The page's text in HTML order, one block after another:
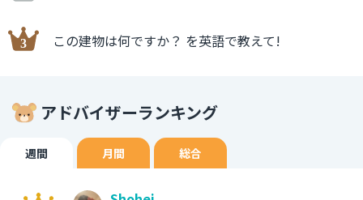
この建物は何ですか？ を英語で教えて!
アドバイザーランキング
週間 月間 総合